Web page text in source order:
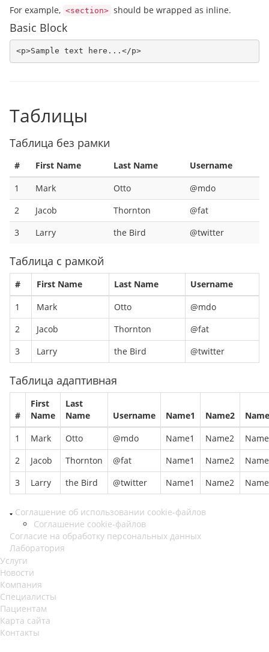
For example, <section> should be wrapped as inline.
Basic Block
<p>Sample text here...</p>
Таблицы
Таблица без рамки
# First Name Last Name
Username
1
Mark Otto
@mdo
2
Jacob Thornton
@fat
3
Larry the Bird @twitter
Таблица с рамкой
# First Name Last Name
Username
1
Mark Otto
@mdo
2
Jacob Thornton
@fat
3
Larry the Bird @twitter
Таблица адаптивная
#
First
Name
Last
Name
Username Name1 Name2
1
Mark Otto @mdo Name1 Name2
2
Jacob Thornton @fat Name1 Name2
3
Larry the Bird @twitter Name1 Name2
Соглашение об использовании cookie-файлов
Соглашение cookie-файлов
Согласие на обработку персональных данных
Лаборатория
Услуги
Новости
Компания
Специалисты
Пациентам
Карта сайта
Контакты